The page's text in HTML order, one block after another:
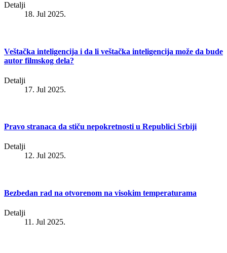
Detalji
18. Jul 2025.
Veštačka inteligencija i da li veštačka inteligencija može da bude
autor filmskog dela?
Detalji
17. Jul 2025.
Pravo stranaca da stiču nepokretnosti u Republici Srbiji
Detalji
12. Jul 2025.
Bezbedan rad na otvorenom na visokim temperaturama
Detalji
11. Jul 2025.